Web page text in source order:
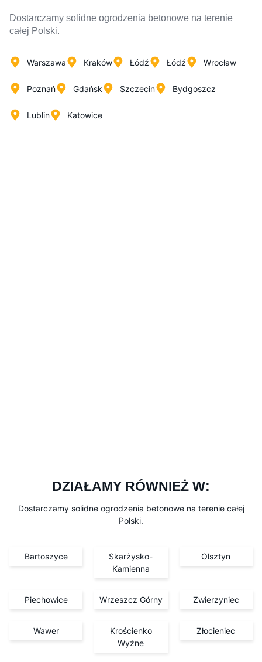
Dostarczamy solidne ogrodzenia betonowe na terenie
całej Polski.
Warszawa Kraków Łódź Łódź Wrocław
Poznań Gdańsk Szczecin Bydgoszcz
Lublin Katowice
DZIAŁAMY RÓWNIEŻ W:
Dostarczamy solidne ogrodzenia betonowe na terenie całej
Polski.
Bartoszyce
Skarżysko-
Kamienna
Olsztyn
Piechowice Wrzeszcz Górny Zwierzyniec
Wawer
Krościenko
Wyżne
Złocieniec